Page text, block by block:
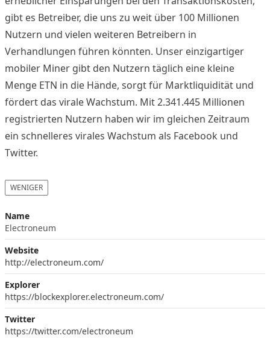
gibt es Betreiber, die uns zu weit über 100 Millionen
Nutzern und vielen weiteren Betreibern in
Verhandlungen führen könnten. Unser einzigartiger
mobiler Miner gibt den Nutzern täglich eine kleine
Menge ETN in die Hände, sorgt für Marktliquidität und
fördert das virale Wachstum. Mit 2.341.445 Millionen
registrierten Nutzern haben wir im gleichen Zeitraum
ein schnelleres virales Wachstum als Facebook und
Twitter.
WENIGER
Name
Electroneum
Website
http://electroneum.com/
Explorer
https://blockexplorer.electroneum.com/
Twitter
https://twitter.com/electroneum